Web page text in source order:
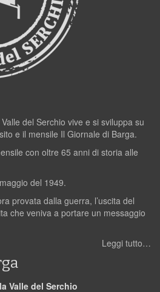
del Serchio vive e si sviluppa su
e il mensile Il Giornale di Barga.
con oltre 65 anni di storia alle
del 1949.
provata dalla guerra, l’uscita del
che veniva a portare un messaggio
Leggi tutto…
Valle del Serchio